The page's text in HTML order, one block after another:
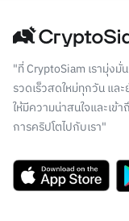
"ที่ CryptoSiam เรามุ่งมั่
รวดเร็วสดใหม่ทุกวัน แล
ให้มีความน่าสนใจและเข้
การคริปโตไปกับเรา"